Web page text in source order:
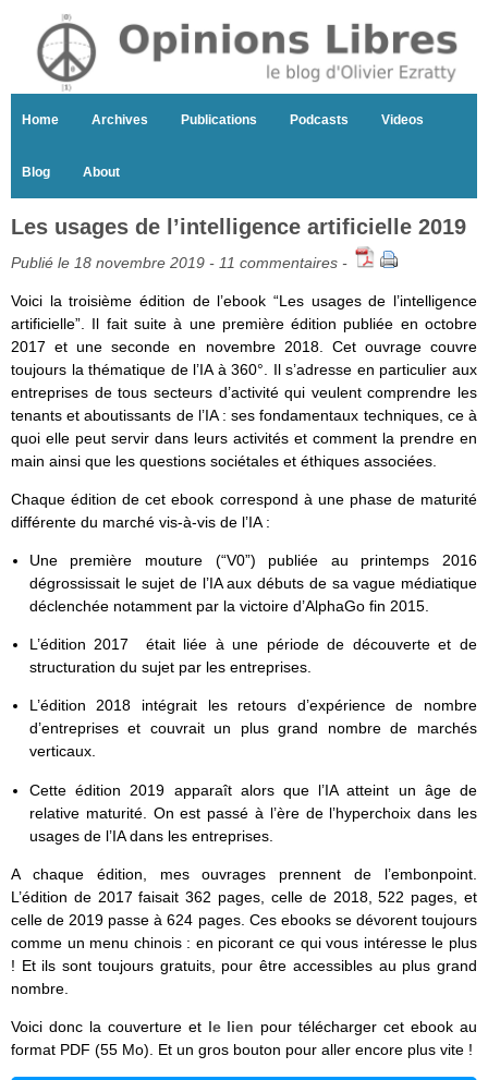
Home Archives Publications Podcasts Videos
Blog About
Les usages de l’intelligence artificielle 2019
Publié le 18 novembre 2019 - 11 commentaires -
Voici la troisième édition de l’ebook “Les usages de l’intelligence
artificielle”. Il fait suite à une première édition publiée en octobre
2017 et une seconde en novembre 2018. Cet ouvrage couvre
toujours la thématique de l’IA à 360°. Il s’adresse en particulier aux
entreprises de tous secteurs d’activité qui veulent comprendre les
tenants et aboutissants de l’IA : ses fondamentaux techniques, ce à
quoi elle peut servir dans leurs activités et comment la prendre en
main ainsi que les questions sociétales et éthiques associées.
Chaque édition de cet ebook correspond à une phase de maturité
différente du marché vis-à-vis de l’IA :
Une première mouture (“V0”) publiée au printemps 2016
dégrossissait le sujet de l’IA aux débuts de sa vague médiatique
déclenchée notamment par la victoire d’AlphaGo fin 2015.
L’édition 2017 était liée à une période de découverte et de
structuration du sujet par les entreprises.
L’édition 2018 intégrait les retours d’expérience de nombre
d’entreprises et couvrait un plus grand nombre de marchés
verticaux.
Cette édition 2019 apparaît alors que l’IA atteint un âge de
relative maturité. On est passé à l’ère de l’hyperchoix dans les
usages de l’IA dans les entreprises.
A chaque édition, mes ouvrages prennent de l’embonpoint.
L’édition de 2017 faisait 362 pages, celle de 2018, 522 pages, et
celle de 2019 passe à 624 pages. Ces ebooks se dévorent toujours
comme un menu chinois : en picorant ce qui vous intéresse le plus
! Et ils sont toujours gratuits, pour être accessibles au plus grand
nombre.
Voici donc la couverture et le lien pour télécharger cet ebook au
format PDF (55 Mo). Et un gros bouton pour aller encore plus vite !